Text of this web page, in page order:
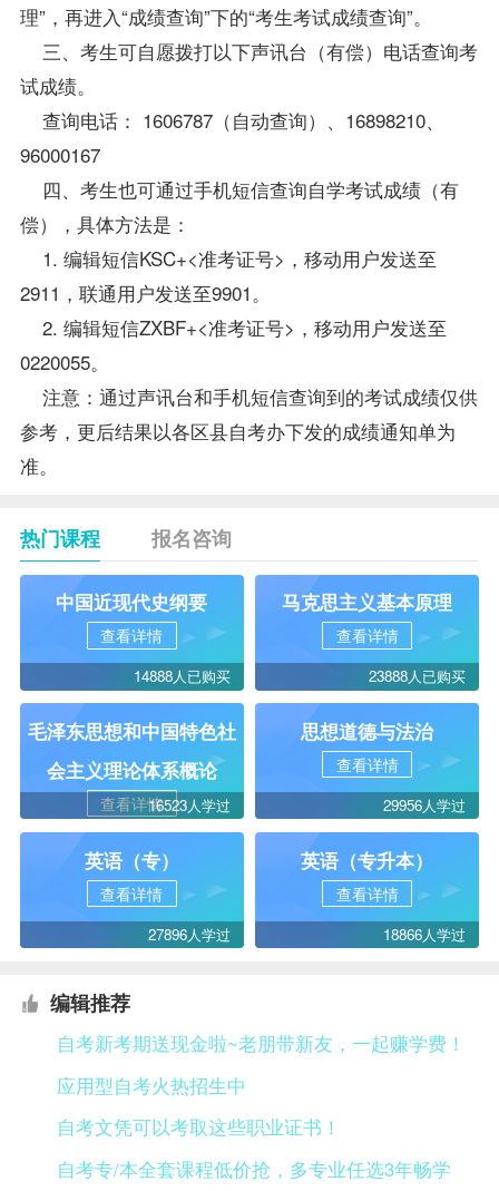
理”，再进入“成绩查询”下的“考生考试成绩查询”。
三、考生可自愿拨打以下声讯台（有偿）电话查询考
试成绩。
查询电话： 1606787（自动查询）、16898210、
96000167
四、考生也可通过手机短信查询自学考试成绩（有
偿），具体方法是：
1. 编辑短信KSC+<准考证号>，移动用户发送至
2911，联通用户发送至9901。
2. 编辑短信ZXBF+<准考证号>，移动用户发送至
0220055。
注意：通过声讯台和手机短信查询到的考试成绩仅供
参考，更后结果以各区县自考办下发的成绩通知单为
准。
热门课程 报名咨询
中国近现代史纲要
查看详情
14888人已购买
马克思主义基本原理
查看详情
23888人已购买
毛泽东思想和中国特色社
会主义理论体系概论
查看详情16523人学过
思想道德与法治
查看详情
29956人学过
英语（专）
查看详情
27896人学过
英语（专升本）
查看详情
18866人学过
编辑推荐
自考新考期送现金啦~老朋带新友，一起赚学费！
应用型自考火热招生中
自考文凭可以考取这些职业证书！
自考专/本全套课程低价抢，多专业任选3年畅学